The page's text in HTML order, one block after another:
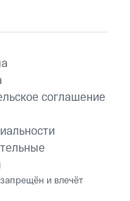
соглашение
и влечёт